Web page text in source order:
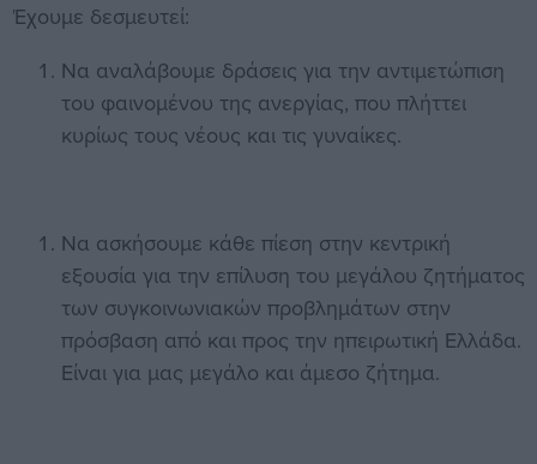
Έχουμε δεσμευτεί:
Να αναλάβουμε δράσεις για την αντιμετώπιση
του φαινομένου της ανεργίας, που πλήττει
κυρίως τους νέους και τις γυναίκες.
Να ασκήσουμε κάθε πίεση στην κεντρική
εξουσία για την επίλυση του μεγάλου ζητήματος
των συγκοινωνιακών προβλημάτων στην
πρόσβαση από και προς την ηπειρωτική Ελλάδα.
Είναι για μας μεγάλο και άμεσο ζήτημα.